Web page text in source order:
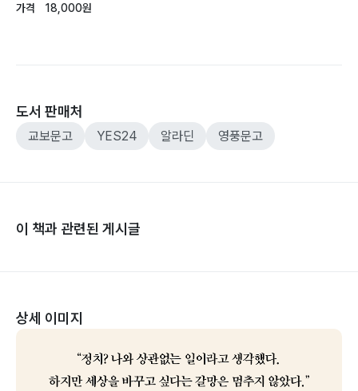
가격
18,000원
도서 판매처
교보문고 YES24 알라딘 영풍문고
이 책과 관련된 게시글
상세 이미지